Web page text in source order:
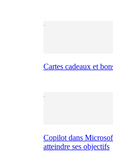
Cartes cadeaux et
Copilot dans
atteindre ses objectifs